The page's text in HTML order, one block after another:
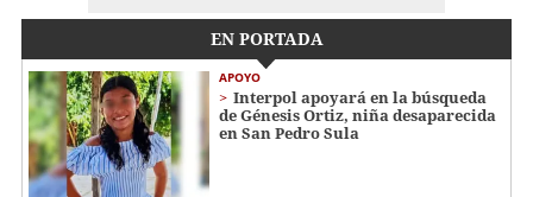
EN PORTADA
APOYO
Interpol apoyará en la búsqueda
de Génesis Ortiz, niña desaparecida
en San Pedro Sula